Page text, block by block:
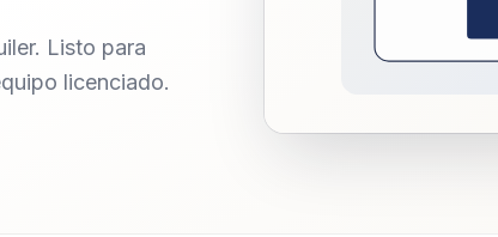
Listo para
licenciado.